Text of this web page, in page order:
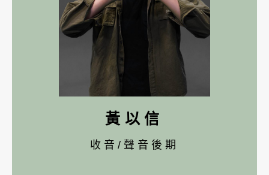
黃以信
收音/聲音後期